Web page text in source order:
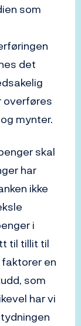
som
det
overføres
mynter.
skal
har
ikke
i
til tillit til
en
som
har vi